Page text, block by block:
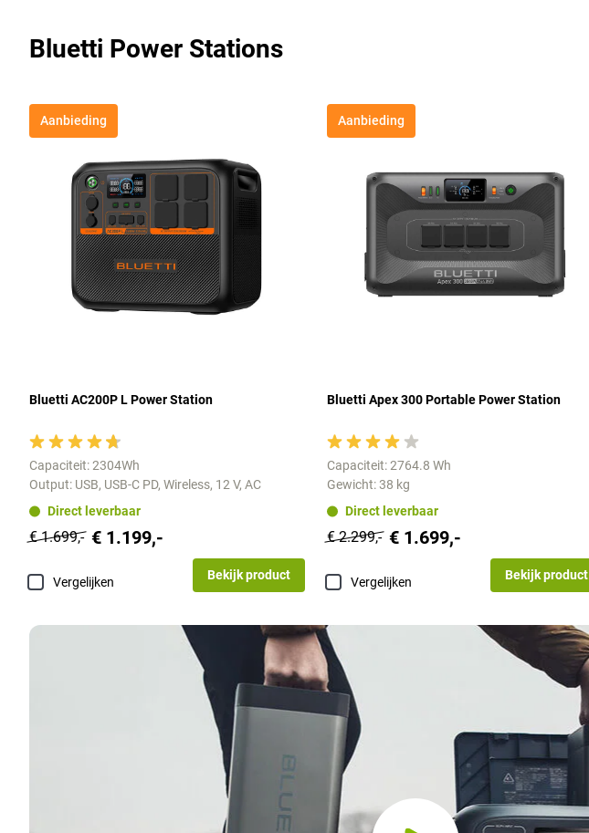
Bluetti Power Stations
Aanbieding
Bluetti AC200P L Power Station
Capaciteit: 2304Wh
Output: USB, USB-C PD, Wireless, 12 V, AC
Direct leverbaar
€ 1.699,- € 1.199,-
Vergelijken Bekijk product
Aanbieding
Bluetti Apex 300 Portable Power Station
Capaciteit: 2764.8 Wh
Gewicht: 38 kg
Direct leverbaar
€ 2.299,- € 1.699,-
Vergelijken Bekijk product